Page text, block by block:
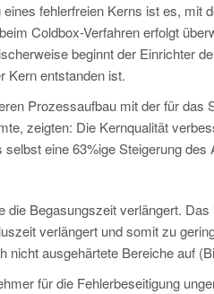
fehlerfreien Kerns ist es,
Coldbox-Verfahren erfolgt
beginnt der Einrichter
Kern entstanden ist.
Prozessaufbau mit der für
zeigten: Die Kernqualität
eine 63%ige Steigerung
die Begasungszeit verlängert.
verlängert und somit zu
nicht ausgehärtete Bereiche auf
für die Fehlerbeseitigung